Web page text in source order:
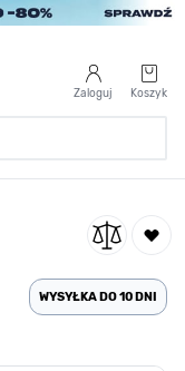
Zaloguj Koszyk
WYSYŁKA DO 10 DNI